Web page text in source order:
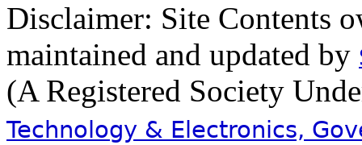
Disclaimer: Site Contents
maintained and updated by
(A Registered Society
Technology & Electronics,